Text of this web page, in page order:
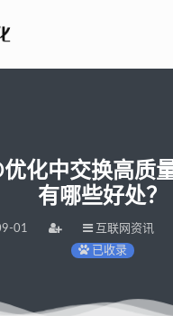
优化中交换高质
有哪些好处？
01 互联网资讯
已收录
站优化公司 >网站SEO优化中交换高